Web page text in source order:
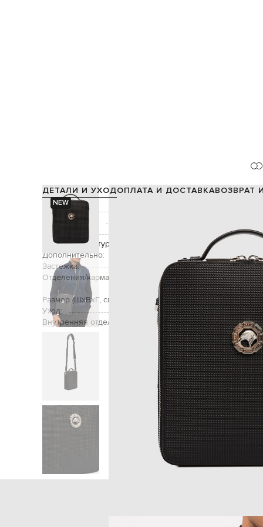
NEW
ДЕТАЛИ И УХОДОПЛАТА И ДОСТАВКАВОЗВРАТ
Состав:
Производство:
Цвет:
Декор:
фактурная металлическая эмблема в виде
Дополнительно:
ручка высотой 4
Застежка:
Отделения/карманы (внутренние):
два отделения,
пластиковых карт
Размер (ШхВхГ, см):
Уход:
Внутренняя отделка:
Главная Мужчинам Stefano Ricci